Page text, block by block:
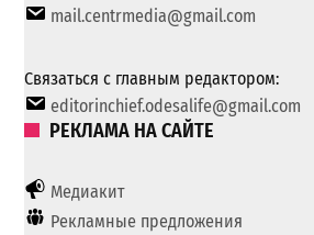
mail.centrmedia@gmail.com
Связаться с главным редактором:
editorinchief.odesalife@gmail.com
РЕКЛАМА НА САЙТЕ
Медиакит
Рекламные предложения